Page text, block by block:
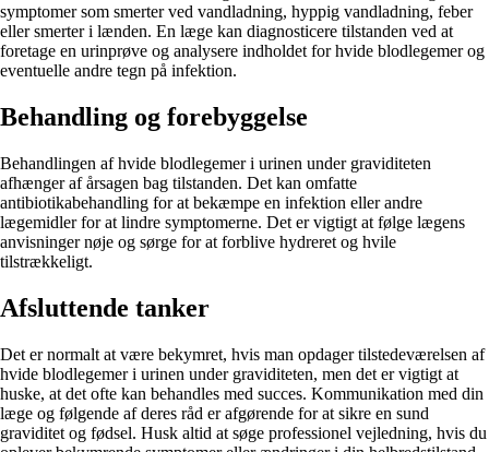
symptomer som smerter ved vandladning, hyppig vandladning, feber
eller smerter i lænden. En læge kan diagnosticere tilstanden ved at
foretage en urinprøve og analysere indholdet for hvide blodlegemer og
eventuelle andre tegn på infektion.
Behandling og forebyggelse
Behandlingen af hvide blodlegemer i urinen under graviditeten
afhænger af årsagen bag tilstanden. Det kan omfatte
antibiotikabehandling for at bekæmpe en infektion eller andre
lægemidler for at lindre symptomerne. Det er vigtigt at følge lægens
anvisninger nøje og sørge for at forblive hydreret og hvile
tilstrækkeligt.
Afsluttende tanker
Det er normalt at være bekymret, hvis man opdager tilstedeværelsen af
hvide blodlegemer i urinen under graviditeten, men det er vigtigt at
huske, at det ofte kan behandles med succes. Kommunikation med din
læge og følgende af deres råd er afgørende for at sikre en sund
graviditet og fødsel. Husk altid at søge professionel vejledning, hvis du